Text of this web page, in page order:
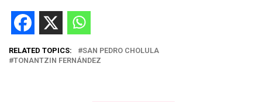
RELATED TOPICS:
SAN PEDRO CHOLULA
TONANTZIN FERNÁNDEZ